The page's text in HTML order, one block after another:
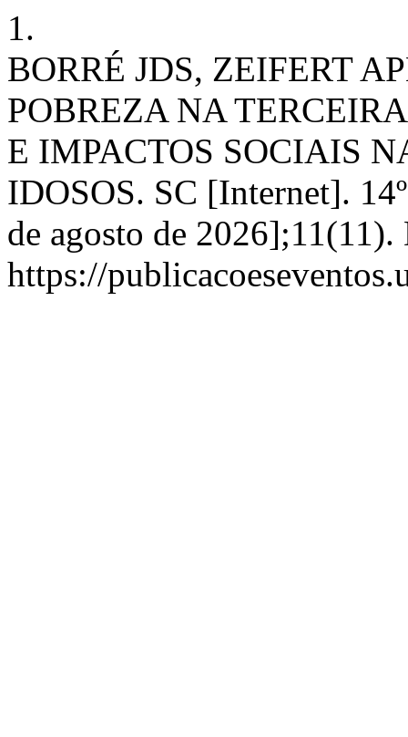
1.
BORRÉ JDS, ZEIFERT
POBREZA NA
E IMPACTOS SOCIAIS
IDOSOS. SC [Internet].
de agosto de
https://